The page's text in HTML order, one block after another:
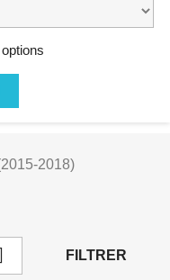
2018)
FILTRER